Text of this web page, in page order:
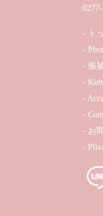
ト
振
Kids
お